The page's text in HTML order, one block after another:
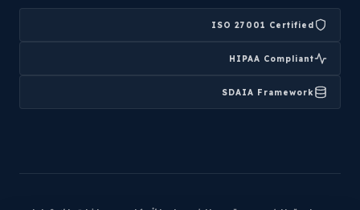
ISO 27001 Certified
HIPAA Compliant
SDAIA Framework